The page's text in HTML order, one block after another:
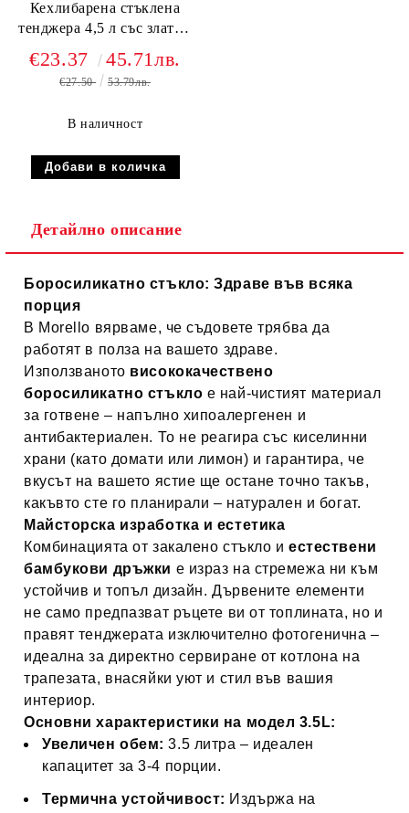
Кехлибарена стъклена
тенджера 4,5 л със златни
€23.37 45.71лв.
€27.50 53.79лв.
В наличност
Детайлно описание
Боросиликатно стъкло: Здраве във всяка
порция
В Morello вярваме, че съдовете трябва да
работят в полза на вашето здраве.
Използваното висококачествено
боросиликатно стъкло е най-чистият материал
за готвене – напълно хипоалергенен и
антибактериален. То не реагира със киселинни
храни (като домати или лимон) и гарантира, че
вкусът на вашето ястие ще остане точно такъв,
какъвто сте го планирали – натурален и богат.
Майсторска изработка и естетика
Комбинацията от закалено стъкло иестествени
бамбукови дръжки е израз на стремежа ни към
устойчив и топъл дизайн. Дървените елементи
не само предпазват ръцете ви от топлината, но и
правят тенджерата изключително фотогенична –
идеална за директно сервиране от котлона на
трапезата, внасяйки уют и стил във вашия
интериор.
Основни характеристики на модел 3.5L:
Увеличен обем: 3.5 литра – идеален
капацитет за 3-4 порции.
Термична устойчивост: Издържа на